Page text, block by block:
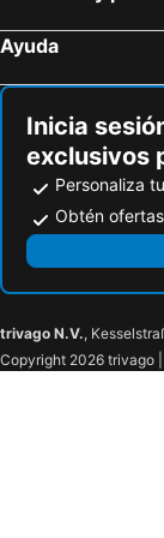
Ayuda
Inicia
exclusivos
Personaliza
Obtén
trivago N.V.,
Copyright 2026 trivago